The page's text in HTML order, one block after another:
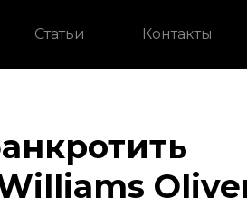
Контакты
Статьи